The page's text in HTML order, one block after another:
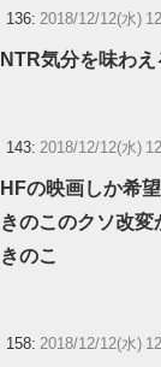
136: 2018/12/12(水)
NTR気分を味わえ
143: 2018/12/12(水)
HFの映画しか希
きのこのクソ改
きのこ
158: 2018/12/12(水)